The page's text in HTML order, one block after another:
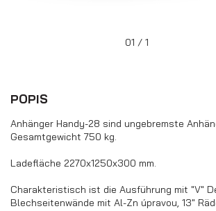
Seitenwände)
01 / 1
POPIS
Anhänger Handy-28 sind ungebremste
Gesamtgewicht 750 kg.
Ladefläche 2270x1250x300 mm.
Charakteristisch ist die Ausführung mit "V"
Blechseitenwände mit Al-Zn úpravou, 13"